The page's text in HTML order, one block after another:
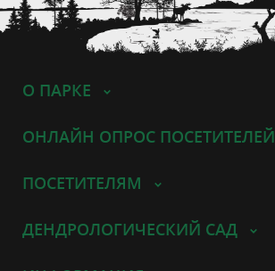
О ПАРКЕ
ОНЛАЙН ОПРОС ПОСЕТИТЕЛЕЙ
ПОСЕТИТЕЛЯМ
ДЕНДРОЛОГИЧЕСКИЙ САД